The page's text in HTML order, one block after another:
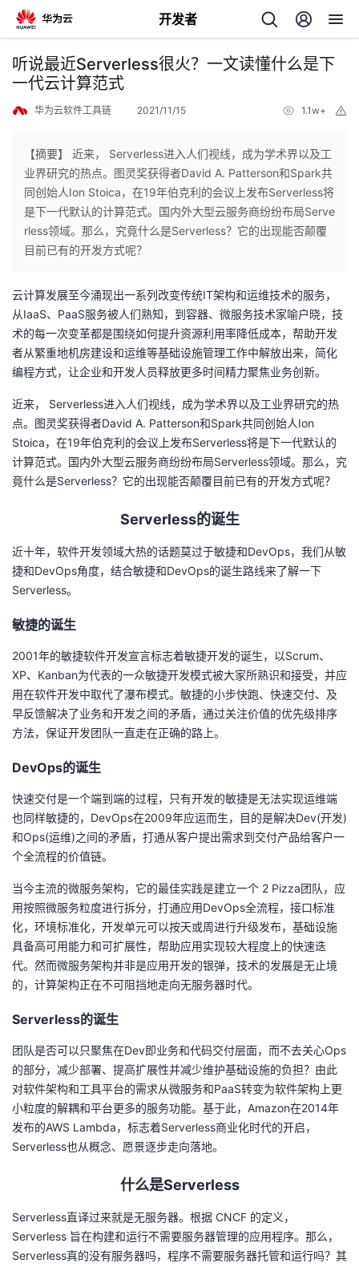
开发者
返
回
个
人
页
我
开
发
我
的
我
坛
圈
子
的
直
播
我
的
活
动
我
的
关
注
我
的
开
发
者
学
堂
我
的
程
我
认
证
的
实
验
我
的
收
我
的
Programs
我
的
支
持
我
的
技
支
持
我
的
声
建
议
听说最近Serverless很火？一文读懂什么是下
一代云计算范式
华为云软件工具链 2021/11/15 1.1w+
【摘要】 近来， Serverless进入人们视线，成为学术界以及工
业界研究的热点。图灵奖获得者David A. Patterson和Spark共
同创始人Ion Stoica，在19年伯克利的会议上发布Serverless将
是下一代默认的计算范式。国内外大型云服务商纷纷布局Serve
rless领域。那么，究竟什么是Serverless？它的出现能否颠覆
目前已有的开发方式呢？
云计算发展至今涌现出一系列改变传统IT架构和运维技术的服务，
从IaaS、 PaaS服务被人们熟知，到容器、微服务技术家喻户晓，技
术的每一次变革都是围绕如何提升资源利用率降低成本，帮助开发
者从繁重地机房建设和运维等基础设施管理工作中解放出来，简化
编程方式，让企业和开发人员释放更多时间精力聚焦业务创新。
近来， Serverless进入人们视线，成为学术界以及工业界研究的热
点。图灵奖获得者David A. Patterson和Spark共同创始人Ion
Stoica，在19年伯克利的会议上发布Serverless将是下一代默认的
计算范式。国内外大型云服务商纷纷布局Serverless领域。那么，究
竟什么是Serverless？它的出现能否颠覆目前已有的开发方式呢？
Serverless的诞生
近十年，软件开发领域大热的话题莫过于敏捷和DevOps，我们从敏
捷和DevOps角度，结合敏捷和DevOps的诞生路线来了解一下
Serverless。
敏捷的诞生
2001年的敏捷软件开发宣言标志着敏捷开发的诞生，以Scrum、
XP、 Kanban为代表的一众敏捷开发模式被大家所熟识和接受，并应
用在软件开发中取代了瀑布模式。敏捷的小步快跑、快速交付、及
早反馈解决了业务和开发之间的矛盾，通过关注价值的优先级排序
方法，保证开发团队一直走在正确的路上。
DevOps的诞生
快速交付是一个端到端的过程，只有开发的敏捷是无法实现运维端
也同样敏捷的， DevOps在2009年应运而生，目的是解决Dev(开发)
和Ops(运维)之间的矛盾，打通从客户提出需求到交付产品给客户一
个全流程的价值链。
当今主流的微服务架构，它的最佳实践是建立一个 2 Pizza团队，应
用按照微服务粒度进行拆分，打通应用DevOps全流程，接口标准
化，环境标准化，开发单元可以按天或周进行升级发布，基础设施
具备高可用能力和可扩展性，帮助应用实现较大程度上的快速迭
代。然而微服务架构并非是应用开发的银弹，技术的发展是无止境
的，计算架构正在不可阻挡地走向无服务器时代。
Serverless的诞生
团队是否可以只聚焦在Dev即业务和代码交付层面，而不去关心Ops
的部分，减少部署、提高扩展性并减少维护基础设施的负担？由此
对软件架构和工具平台的需求从微服务和PaaS转变为软件架构上更
小粒度的解耦和平台更多的服务功能。基于此， Amazon在2014年
发布的AWS Lambda，标志着Serverless商业化时代的开启，
Serverless也从概念、愿景逐步走向落地。
什么是Serverless
Serverless直译过来就是无服务器。根据 CNCF 的定义，
Serverless 旨在构建和运行不需要服务器管理的应用程序。那么，
Serverless真的没有服务器吗，程序不需要服务器托管和运行吗？其